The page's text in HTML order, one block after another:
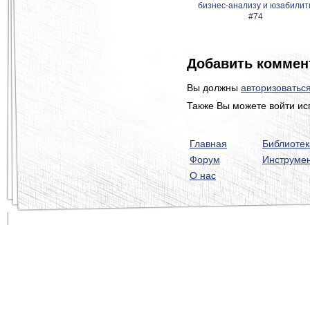
бизнес-анализу и
#74
Добавить
Вы должны
Также Вы можете войти
Главная
Форум
О нас